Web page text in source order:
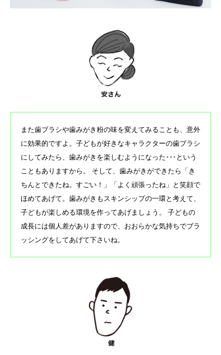
また歯ブラシや歯みがき粉の味を変えてみることも、意外
に効果的ですよ。子どもが好きなキャラクターの歯ブラシ
にしてみたら、歯みがきを楽しむようになった･･･という
こともありますから。 そして、歯みがきができたら「き
ちんとできたね。すごい！」「よく頑張ったね」と笑顔で
ほめてあげて。歯みがきもスキンシップの一環と考えて、
子どもが楽しめる環境を作ってあげましょう。 子どもの
成長には個人差がありますので、おおらかな気持ちでブラ
ッシングをしてあげて下さいね。